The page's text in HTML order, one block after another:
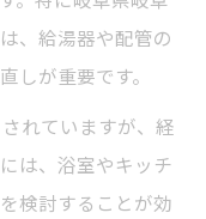
、給湯器や配管の
しが重要です。
れていますが、経
は、浴室やキッチ
検討することが効